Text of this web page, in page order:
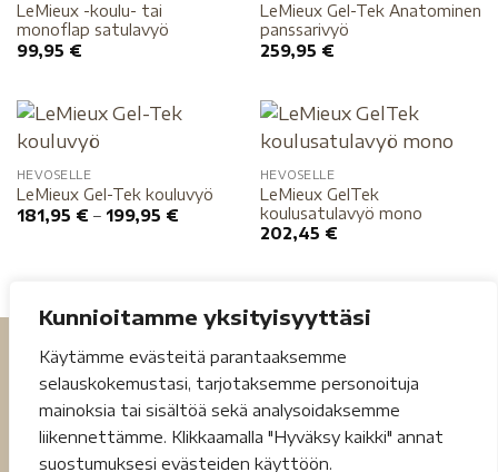
Kunnioitamme yksityisyyttäsi
Käytämme evästeitä parantaaksemme
selauskokemustasi, tarjotaksemme personoituja
mainoksia tai sisältöä sekä analysoidaksemme
liikennettämme. Klikkaamalla "Hyväksy kaikki" annat
suostumuksesi evästeiden käyttöön.
LeMieux -koulu- tai
monoflap satulavyö
99,95 €
LeMieux Gel-Tek Anatominen
panssarivyö
259,95 €
HEVOSELLE
LeMieux Gel-Tek kouluvyö
181,95 € – 199,95 €
HEVOSELLE
LeMieux GelTek
koulusatulavyö mono
202,45 €